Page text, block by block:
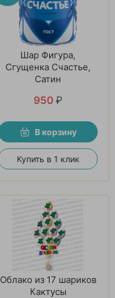
Шар Фигура,
Сгущенка Счастье,
Сатин
950 ₽
В корзину
Купить в 1 клик
Облако из 17 шариков
Кактусы